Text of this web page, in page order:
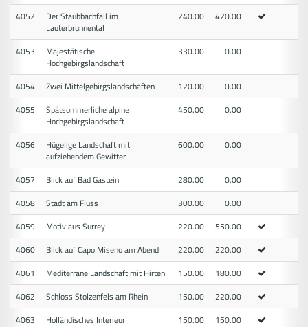
4052
Der Staubbachfall im
Lauterbrunnental
240.00 420.00
4053
Majestätische
Hochgebirgslandschaft
330.00 0.00
4054 Zwei Mittelgebirgslandschaften 120.00
0.00
4055
Spätsommerliche alpine
Hochgebirgslandschaft
450.00 0.00
4056
Hügelige Landschaft mit
aufziehendem Gewitter
600.00 0.00
4057 Blick auf Bad Gastein 280.00
0.00
4058
Stadt am Fluss 300.00
0.00
4059
Motiv aus Surrey 220.00
550.00
4060
Blick auf Capo Miseno am Abend 220.00
220.00
4061
Mediterrane Landschaft mit Hirten 150.00
180.00
4062
Schloss Stolzenfels am Rhein 150.00
220.00
4063
Holländisches Interieur 150.00
150.00